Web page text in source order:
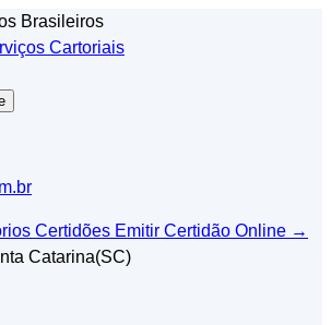
Brasileiros
Cartoriais
Certidões Emitir Certidão Online →
Catarina(SC)